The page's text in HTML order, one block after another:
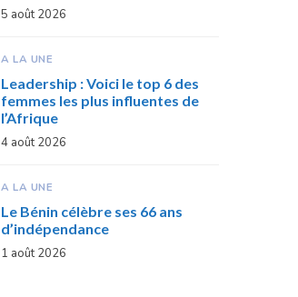
5 août 2026
A LA UNE
Leadership : Voici le top 6 des
femmes les plus influentes de
l’Afrique
4 août 2026
A LA UNE
Le Bénin célèbre ses 66 ans
d’indépendance
1 août 2026